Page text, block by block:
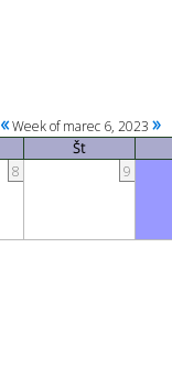
«Week of marec 6, 2023 »
Št
8 9